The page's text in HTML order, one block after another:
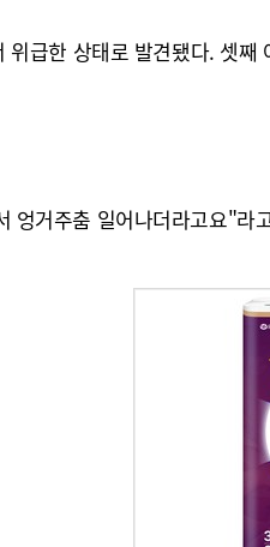
급한 상태로 발견됐다. 셋
엉거주춤 일어나더라고요"라